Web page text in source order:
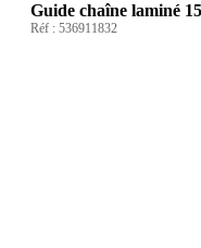
Guide chaîne laminé
Réf : 536911832